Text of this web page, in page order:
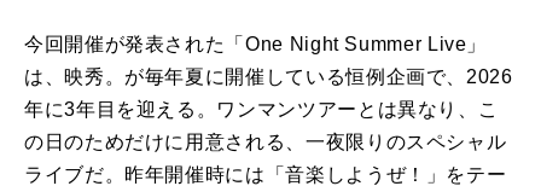
今回開催が発表された「One Night Summer Live」
は、映秀。が毎年夏に開催している恒例企画で、2026
年に3年目を迎える。ワンマンツアーとは異なり、こ
の日のためだけに用意される、一夜限りのスペシャル
ライブだ。昨年開催時には「音楽しようぜ！」をテー